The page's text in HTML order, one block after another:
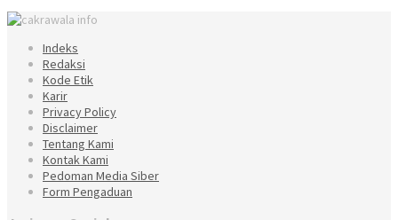
Indeks
Redaksi
Kode Etik
Karir
Privacy Policy
Disclaimer
Tentang Kami
Kontak Kami
Pedoman Media Siber
Form Pengaduan